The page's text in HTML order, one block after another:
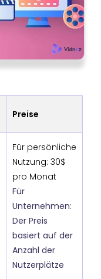
Preise
Für persönliche
Nutzung: 30$
pro Monat
Für
Unternehmen:
Der Preis
basiert auf der
Anzahl der
Nutzerplätze